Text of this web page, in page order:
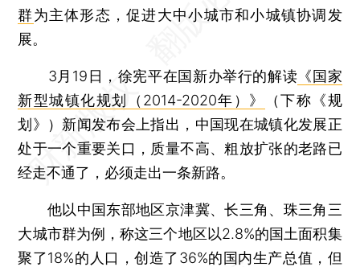
群为主体形态，促进大中小城市和小城镇协调发
展。
3月19日，徐宪平在国新办举行的解读 《国家
新型城镇化规划（2014-2020年）》
（下称《规
划》）新闻发布会上指出，中国现在城镇化发展正
处于一个重要关口，质量不高、粗放扩张的老路已
经走不通了，必须走出一条新路。
他以中国东部地区京津冀、长三角、珠三角三
大城市群为例，称这三个地区以2.8%的国土面积集
聚了18%的人口，创造了36%的国内生产总值，但